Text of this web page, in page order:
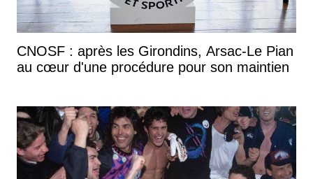
CNOSF : après les Girondins, Arsac-Le Pian
au cœur d'une procédure pour son maintien